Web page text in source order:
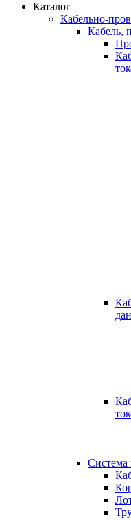
Каталог
Кабельно-
Кабель,
Система